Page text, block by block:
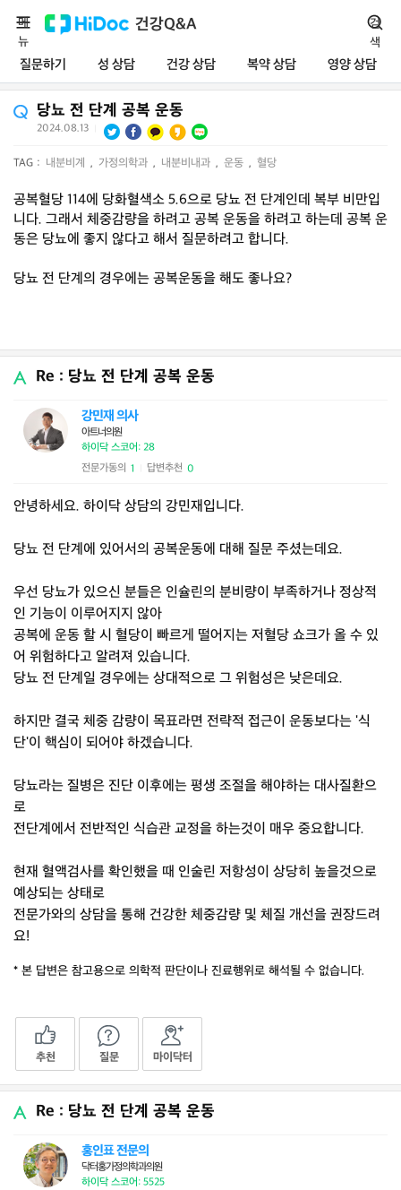
건강Q&A
질문하기 성 상담 건강 상담 복약 상담 영양 상담
메
뉴
검
색
당뇨 전 단계 공복 운동
2024.08.13
TAG : 내분비계 , 가정의학과 , 내분비내과 , 운동 , 혈당
공복혈당 114에 당화혈색소 5.6으로 당뇨 전 단계인데 복부 비만입
니다. 그래서 체중감량을 하려고 공복 운동을 하려고 하는데 공복 운
동은 당뇨에 좋지 않다고 해서 질문하려고 합니다.
당뇨 전 단계의 경우에는 공복운동을 해도 좋나요?
Re : 당뇨 전 단계 공복 운동
강민재 의사
아트너의원
하이닥 스코어: 28
전문가동의 1 답변추천 0
안녕하세요. 하이닥 상담의 강민재입니다.
당뇨 전 단계에 있어서의 공복운동에 대해 질문 주셨는데요.
우선 당뇨가 있으신 분들은 인슐린의 분비량이 부족하거나 정상적
인 기능이 이루어지지 않아
공복에 운동 할 시 혈당이 빠르게 떨어지는 저혈당 쇼크가 올 수 있
어 위험하다고 알려져 있습니다.
당뇨 전 단계일 경우에는 상대적으로 그 위험성은 낮은데요.
하지만 결국 체중 감량이 목표라면 전략적 접근이 운동보다는 '식
단'이 핵심이 되어야 하겠습니다.
당뇨라는 질병은 진단 이후에는 평생 조절을 해야하는 대사질환으
로
전단계에서 전반적인 식습관 교정을 하는것이 매우 중요합니다.
현재 혈액검사를 확인했을 때 인술린 저항성이 상당히 높을것으로
예상되는 상태로
전문가와의 상담을 통해 건강한 체중감량 및 체질 개선을 권장드려
요!
* 본 답변은 참고용으로 의학적 판단이나 진료행위로 해석될 수 없습니다.
추천 질문 마이닥터
Re : 당뇨 전 단계 공복 운동
홍인표 전문의
닥터홍가정의학과의원
하이닥 스코어: 5525